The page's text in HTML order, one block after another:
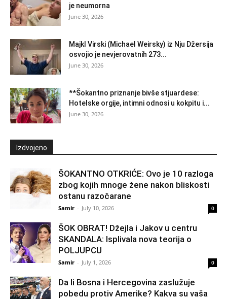
je neumorna
June 30, 2026
Majkl Virski (Michael Weirsky) iz Nju Džersija
osvojio je nevjerovatnih 273...
June 30, 2026
**Šokantno priznanje bivše stjuardese:
Hotelske orgije, intimni odnosi u kokpitu i...
June 30, 2026
Izdvojeno
ŠOKANTNO OTKRIĆE: Ovo je 10 razloga
zbog kojih mnoge žene nakon bliskosti
ostanu razočarane
Samir - July 10, 2026 0
ŠOK OBRAT! Džejla i Jakov u centru
SKANDALA: Isplivala nova teorija o
POLJUPCU
Samir - July 1, 2026 0
Da li Bosna i Hercegovina zaslužuje
pobedu protiv Amerike? Kakva su vaša